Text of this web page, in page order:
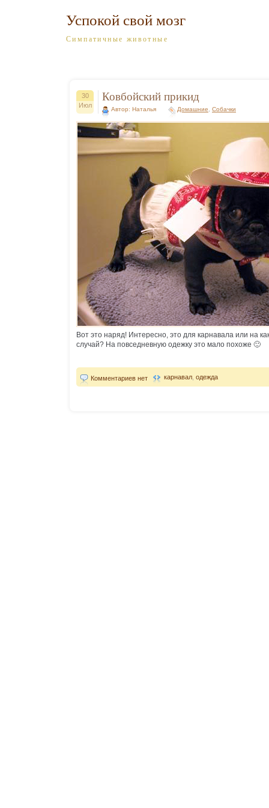
Успокой свой мозг
Симпатичные животные
30
Июл
Ковбойский прикид
Автор: Наталья Домашние Собачки
Вот это наряд! Интересно, это для карнавала или на
случай? На повседневную одежку это мало похоже 🙂
Комментариев нет карнавал одежда